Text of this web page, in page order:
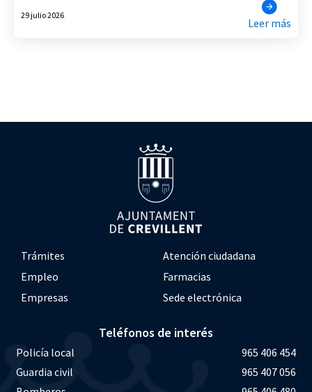
29 julio 2026
Leer más
Trámites
Atención ciudadana
Empleo
Farmacias
Empresas
Sede electrónica
Teléfonos de interés
Policía local
965 406 454
Guardia civil
965 407 056